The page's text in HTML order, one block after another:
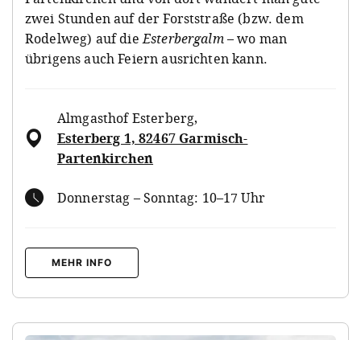
zwei Stunden auf der Forststraße (bzw. dem
Rodelweg) auf dieEsterbergalm– wo man
übrigens auch Feiern ausrichten kann.
Almgasthof Esterberg,
Esterberg 1, 82467 Garmisch-
Partenkirchen
Donnerstag – Sonntag: 10–17 Uhr
MEHR INFO